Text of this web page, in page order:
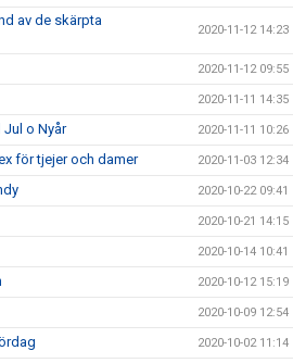
av de skärpta
2020-11-12 14:23
2020-11-12 09:55
2020-11-11 14:35
o Nyår 2020-11-11 10:26
för tjejer och damer 2020-11-03 12:34
2020-10-22 09:41
2020-10-21 14:15
2020-10-14 10:41
2020-10-12 15:19
2020-10-09 12:54
2020-10-02 11:14